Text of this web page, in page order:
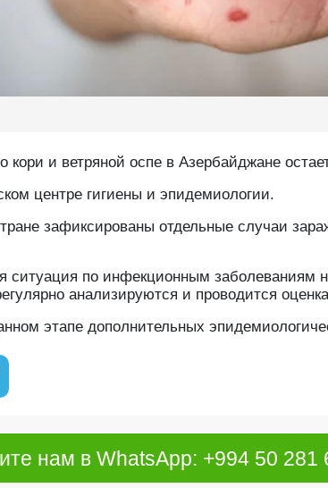
кори и ветряной оспе в Азербайджане
центре гигиены и эпидемиологии.
зафиксированы отдельные случаи
ситуация по инфекционным заболеваниям
анализируются и проводится
этапе дополнительных
нам в WhatsApp: +994 50 281